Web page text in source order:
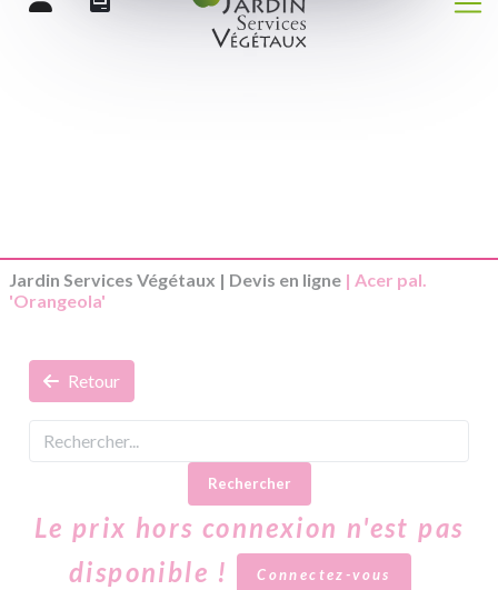
Jardin Services Végétaux | Devis en ligne | Acer pal.
'Orangeola'
Retour
Rechercher
Le prix hors connexion n'est pas
disponible !
Connectez-vous